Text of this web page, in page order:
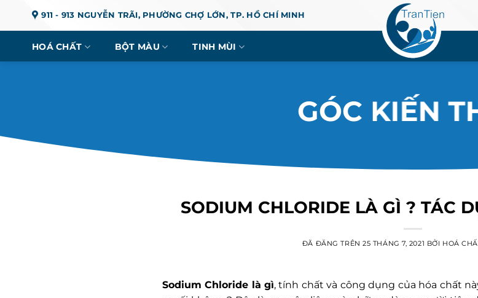
911 - 913 NGUYỄN TRÃI, PHƯỜNG CHỢ LỚN, TP. HỒ CHÍ MINH
HOÁ CHẤT BỘT MÀU TINH MÙI
GÓC KIẾN
SODIUM CHLORIDE LÀ GÌ ? TÁC
ĐÃ ĐĂNG TRÊN25 THÁNG 7, 2021 BỞI HOÁ
Sodium Chloride là gì, tính chất và công dụng của hóa chất